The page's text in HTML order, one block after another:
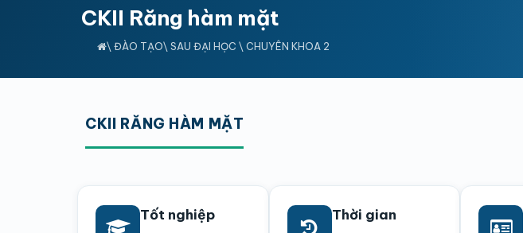
CKII Răng hàm mặt
\ ĐÀO TẠO\ SAU ĐẠI HỌC \ CHUYÊN KHOA 2
CKII RĂNG HÀM MẶT
Tốt nghiệp Thời gian